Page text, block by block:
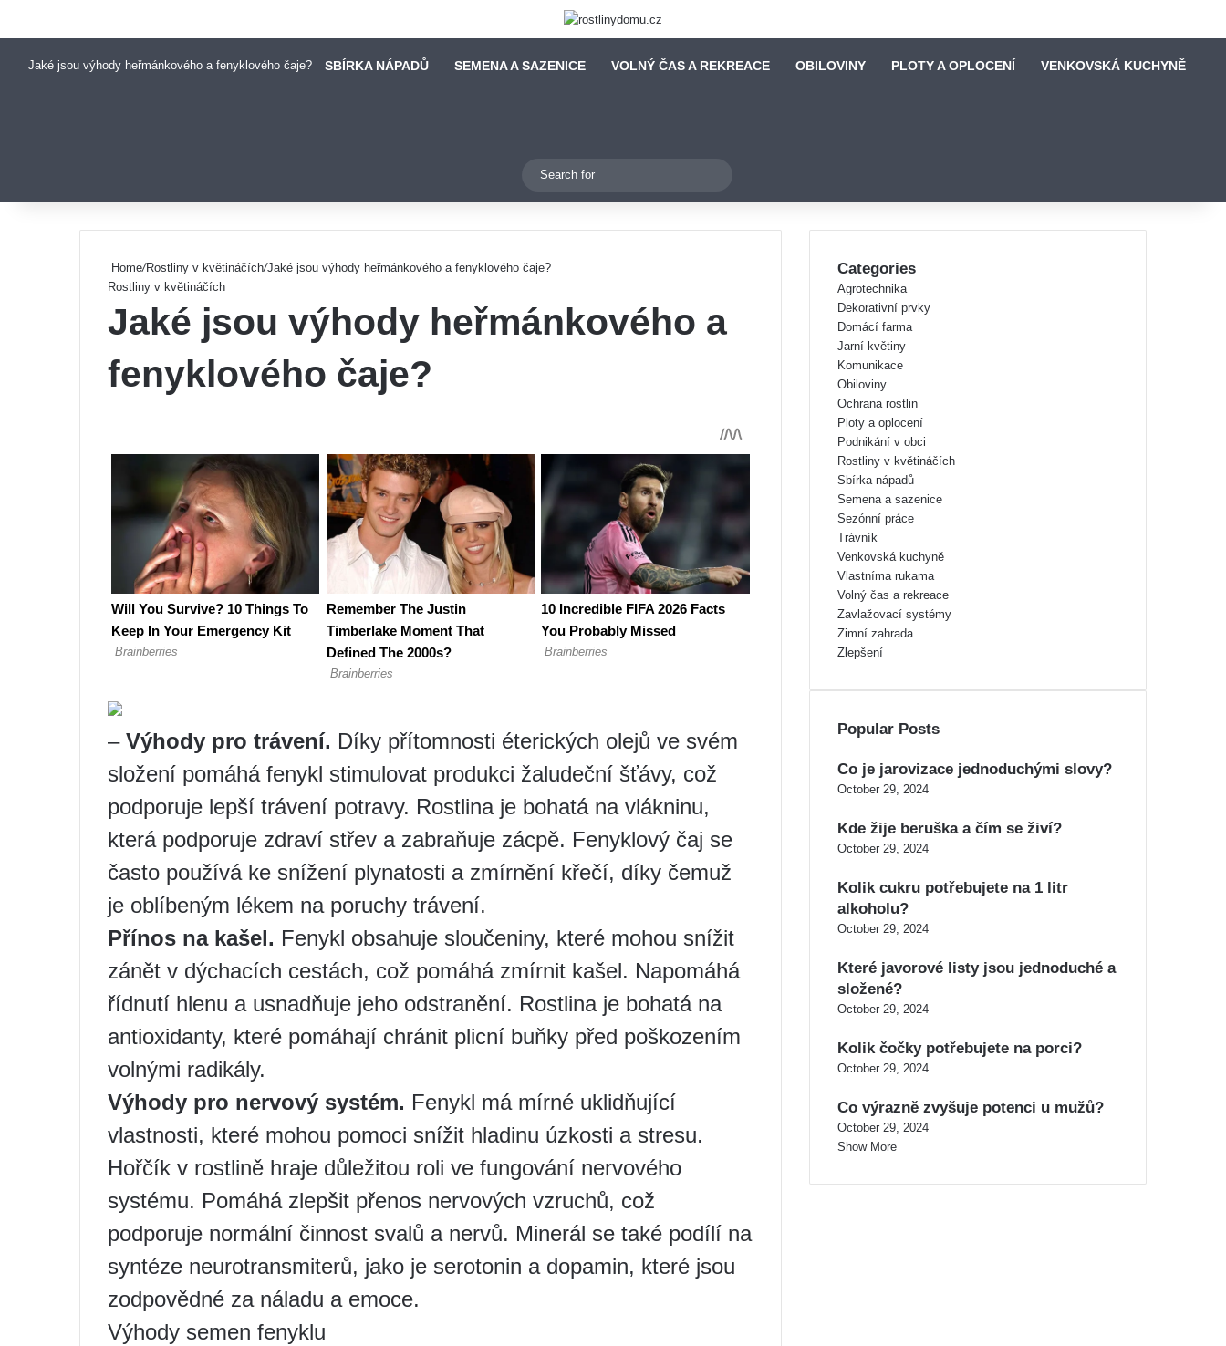
Jaké jsou výhody heřmánkového a fenyklového čaje? SBÍRKA NÁPADŮ SEMENA A SAZENICE VOLNÝ ČAS A REKREACE OBILOVINY PLOTY A OPLOCENÍ VENKOVSKÁ KUCHYNĚ
Switch skin
for
Home/Rostliny v květináčích/Jaké jsou výhody heřmánkového a fenyklového čaje?
Rostliny v květináčích
Jaké jsou výhody heřmánkového a
fenyklového čaje?
– Výhody pro trávení. Díky přítomnosti éterických olejů ve svém
složení pomáhá fenykl stimulovat produkci žaludeční šťávy, což
podporuje lepší trávení potravy. Rostlina je bohatá na vlákninu,
která podporuje zdraví střev a zabraňuje zácpě. Fenyklový čaj se
často používá ke snížení plynatosti a zmírnění křečí, díky čemuž
je oblíbeným lékem na poruchy trávení.
Přínos na kašel. Fenykl obsahuje sloučeniny, které mohou snížit
zánět v dýchacích cestách, což pomáhá zmírnit kašel. Napomáhá
řídnutí hlenu a usnadňuje jeho odstranění. Rostlina je bohatá na
antioxidanty, které pomáhají chránit plicní buňky před poškozením
volnými radikály.
Výhody pro nervový systém. Fenykl má mírné uklidňující
vlastnosti, které mohou pomoci snížit hladinu úzkosti a stresu.
Hořčík v rostlině hraje důležitou roli ve fungování nervového
systému. Pomáhá zlepšit přenos nervových vzruchů, což
podporuje normální činnost svalů a nervů. Minerál se také podílí na
syntéze neurotransmiterů, jako je serotonin a dopamin, které jsou
zodpovědné za náladu a emoce.
Výhody semen fenyklu
Categories
Agrotechnika
Dekorativní prvky
Domácí farma
Jarní květiny
Komunikace
Obiloviny
Ochrana rostlin
Ploty a oplocení
Podnikání v obci
Rostliny v květináčích
Sbírka nápadů
Semena a sazenice
Sezónní práce
Trávník
Venkovská kuchyně
Vlastníma rukama
Volný čas a rekreace
Zavlažovací systémy
Zimní zahrada
Zlepšení
Popular Posts
Co je jarovizace jednoduchými slovy?
October 29, 2024
Kde žije beruška a čím se živí?
October 29, 2024
Kolik cukru potřebujete na 1 litr
alkoholu?
October 29, 2024
Které javorové listy jsou jednoduché a
složené?
October 29, 2024
Kolik čočky potřebujete na porci?
October 29, 2024
Co výrazně zvyšuje potenci u mužů?
October 29, 2024
Show More